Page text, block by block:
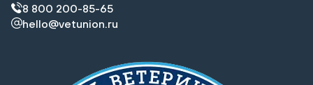
8 800 200-85-65
hello@vetunion.ru